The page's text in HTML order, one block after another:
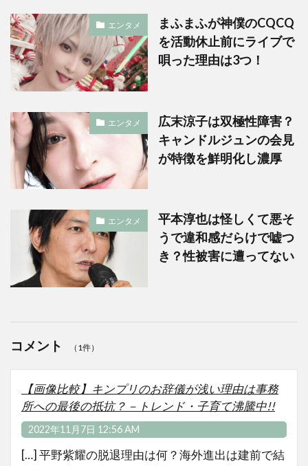
エンタメ
まふまふが神僕のCQCQ
を活動休止前にライブで
唄った理由は3つ！
エンタメ
広末涼子は双極性障害？
キャンドルジュンの会見
が特徴を鮮明化し濃厚
エンタメ
平本淳也は怪しくて悪そ
うで違和感だらけで嘘つ
き？性被害に遭ってない
コメント （1件）
【画像比較】キンプリのお辞儀が浅い理由は事務
所への最後の抵抗？－トレンド・子育て沸騰中!!
2022年11月7日 12:56 AM
[…] 平野紫耀の脱退理由は何？海外進出は建前で結